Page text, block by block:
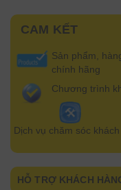
CAM KẾT
Sản phẩm,
chính hãng
Chương trình
Dịch vụ chăm sóc
HỖ TRỢ KHÁCH